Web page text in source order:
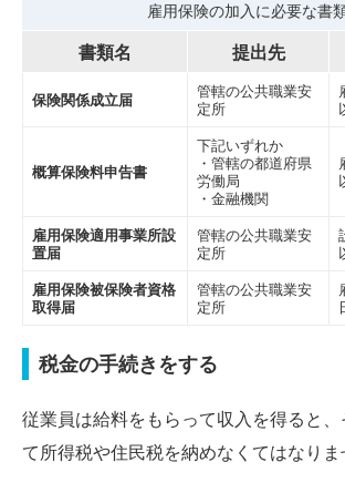
雇用保険の加入に必要な書
書類名 提出先
保険関係成立届
管轄の公共職業安
定所
概算保険料申告書
下記いずれか
・管轄の都道府県
労働局
・金融機関
雇用保険適用事業所設
置届
管轄の公共職業安
定所
雇用保険被保険者資格
取得届
管轄の公共職業安
定所
税金の手続きをする
従業員は給料をもらって収入を得ると
て所得税や住民税を納めなくてはなりま